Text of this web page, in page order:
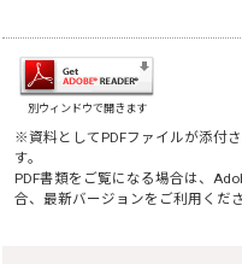
別ウィンドウで開きます
※資料としてPDFファイルが添付
す。
PDF書類をご覧になる場合は、
合、最新バージョンをご利用くださ